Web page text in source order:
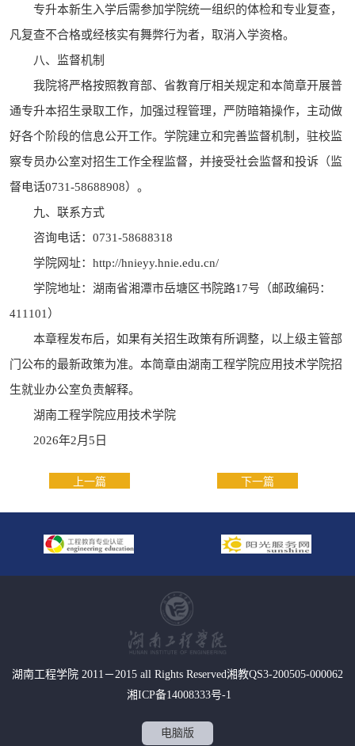
专升本新生入学后需参加学院统一组织的体检和专业复查，
凡复查不合格或经核实有舞弊行为者，取消入学资格。
八、监督机制
我院将严格按照教育部、省教育厅相关规定和本简章开展普
通专升本招生录取工作，加强过程管理，严防暗箱操作，主动做
好各个阶段的信息公开工作。学院建立和完善监督机制，驻校监
察专员办公室对招生工作全程监督，并接受社会监督和投诉（监
督电话0731-58688908）。
九、联系方式
咨询电话：0731-58688318
学院网址：http://hnieyy.hnie.edu.cn/
学院地址：湖南省湘潭市岳塘区书院路17号（邮政编码：
411101）
本章程发布后，如果有关招生政策有所调整，以上级主管部
门公布的最新政策为准。本简章由湖南工程学院应用技术学院招
生就业办公室负责解释。
湖南工程学院应用技术学院
2026年2月5日
上一篇 下一篇
湖南工程学院 2011－2015 all Rights Reserved湘教QS3-200505-000062
湘ICP备14008333号-1
电脑版